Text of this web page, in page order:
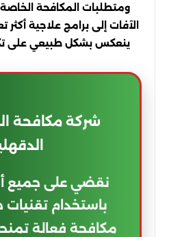
ومتطلبات المكافحة
الآفات إلى برامج علاجية
ينعكس بشكل طبيعي على
شركة مكافحة
نقضي على جميع
باستخدام
مكافحة فعالة